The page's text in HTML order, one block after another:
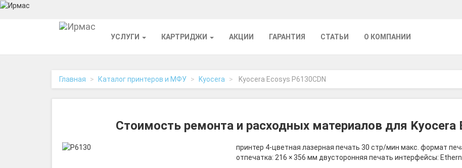
УСЛУГИ КАРТРИДЖИ АКЦИИ ГАРАНТИЯ СТАТЬИ О КОМПАНИИ
Главная Каталог принтеров и МФУ Kyocera Kyocera Ecosys P6130CDN
Стоимость ремонта и расходных материалов для Kyocera
принтер 4-цветная лазерная печать 30 стр/мин макс. формат
отпечатка: 216 × 356 мм двусторонняя печать интерфейсы: